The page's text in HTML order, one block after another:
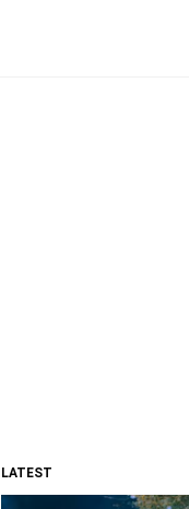
LATEST